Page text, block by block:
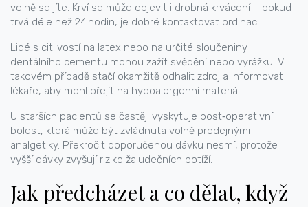
volně se jíte. Krví se může objevit i drobná krvácení – pokud
trvá déle než 24 hodin, je dobré kontaktovat ordinaci.
Lidé s citlivostí na latex nebo na určité sloučeniny
dentálního cementu mohou zažít svědění nebo vyrážku. V
takovém případě stačí okamžitě odhalit zdroj a informovat
lékaře, aby mohl přejít na hypoalergenní materiál.
U starších pacientů se častěji vyskytuje post‑operativní
bolest, která může být zvládnuta volně prodejnými
analgetiky. Překročit doporučenou dávku nesmí, protože
vyšší dávky zvyšují riziko žaludečních potíží.
Jak předcházet a co dělat, když